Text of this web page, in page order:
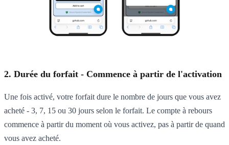
2. Durée du forfait - Commence à partir de l'activation
Une fois activé, votre forfait dure le nombre de jours que vous avez
acheté - 3, 7, 15 ou 30 jours selon le forfait. Le compte à rebours
commence à partir du moment où vous activez, pas à partir de quand
vous avez acheté.